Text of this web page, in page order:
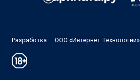
Разработка — ООО «Интернет Технологии»